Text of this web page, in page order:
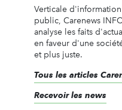
Verticale
public, Carenews
analyse les faits
en faveur d'une
et plus juste.
Tous les articles
Recevoir les news